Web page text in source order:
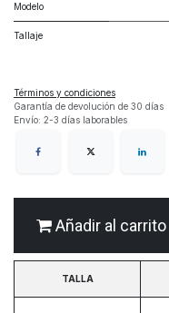
Modelo
Tallaje
Términos y condiciones
Garantía de devolución de 30 días
Envío: 2-3 días laborables
Añadir al carrito
TALLA